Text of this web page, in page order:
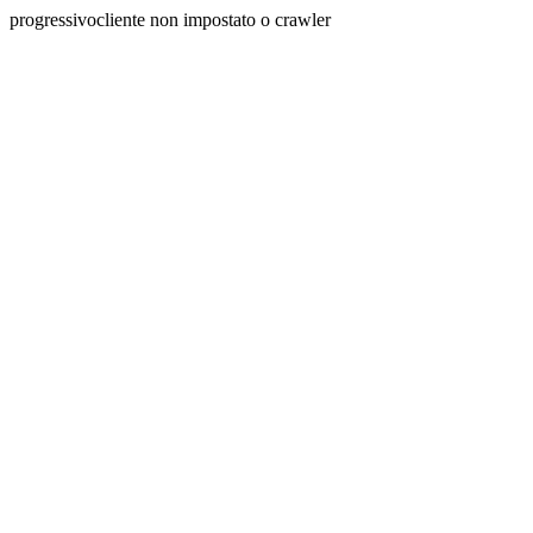
progressivocliente non impostato o crawler